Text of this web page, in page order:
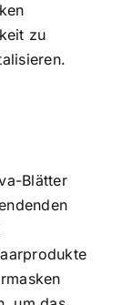
zu
Blätter